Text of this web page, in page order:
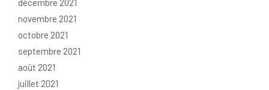
décembre 2021
novembre 2021
octobre 2021
septembre 2021
août 2021
juillet 2021